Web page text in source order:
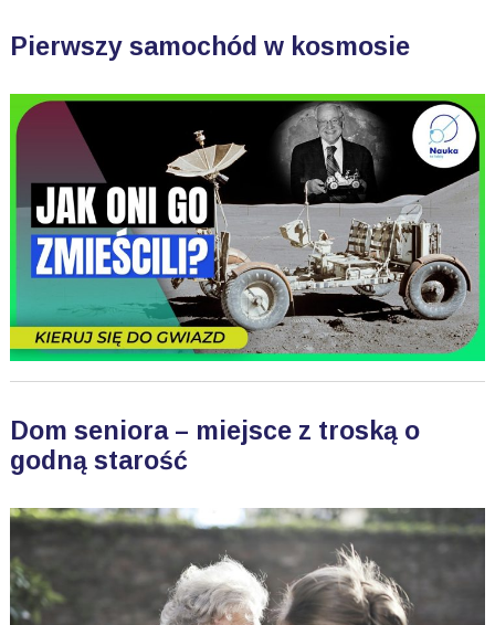
Pierwszy samochód w kosmosie
Dom seniora – miejsce z troską o
godną starość